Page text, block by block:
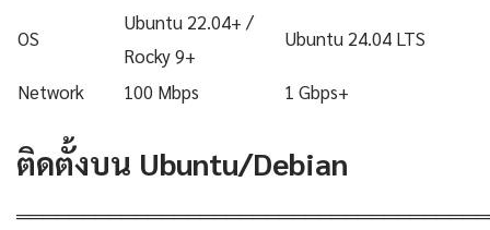
OS
Ubuntu 22.04+ /
Rocky 9+
Ubuntu 24.04 LTS
Network 100 Mbps 1 Gbps+
ติดตั้งบน Ubuntu/Debian